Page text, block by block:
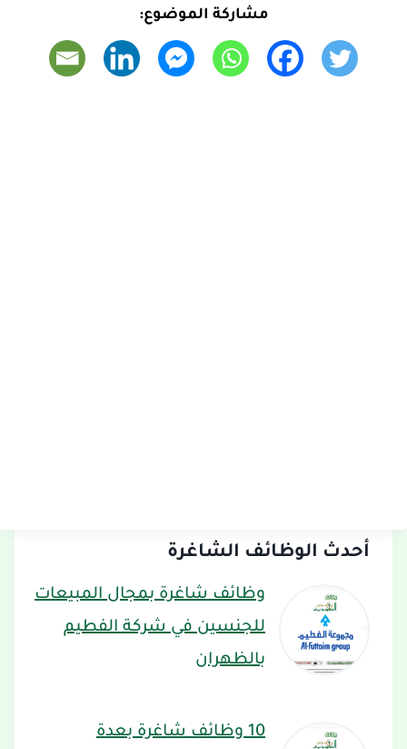
مشاركة الموضوع:
أحدث الوظائف الشاغرة
وظائف شاغرة بمجال المبيعات
للجنسين في شركة الفطيم
بالظهران
10 وظائف شاغرة بعدة